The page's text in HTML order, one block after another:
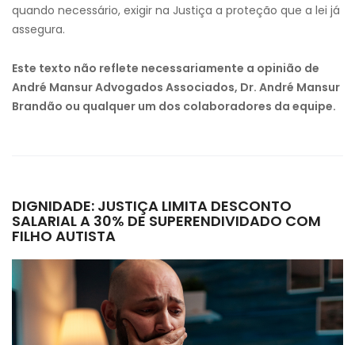
quando necessário, exigir na Justiça a proteção que a lei já
assegura.
Este texto não reflete necessariamente a opinião de
André Mansur Advogados Associados, Dr. André Mansur
Brandão ou qualquer um dos colaboradores da equipe.
DIGNIDADE: JUSTIÇA LIMITA DESCONTO
SALARIAL A 30% DE SUPERENDIVIDADO COM
FILHO AUTISTA